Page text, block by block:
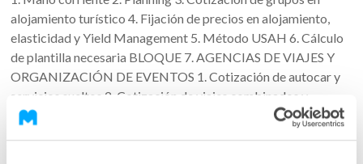
alojamiento turístico 4. Fijación de precios en alojamiento,
elasticidad y Yield Management 5. Método USAH 6. Cálculo
de plantilla necesaria BLOQUE 7. AGENCIAS DE VIAJES Y
ORGANIZACIÓN DE EVENTOS 1. Cotización de autocar y
servicios sueltos 2. Cotización de viajes combinados y
servicios sueltos 3. Régimen especial y general de IVA en